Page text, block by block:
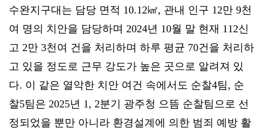
수완지구대는 담당 면적 10.12㎢, 관내 인구 12만 9천
여 명의 치안을 담당하며 2024년 10월 말 현재 112신
고 2만 3천여 건을 처리하며 하루 평균 70건을 처리하
고 있을 정도로 근무 강도가 높은 곳으로 알려져 있
다. 이 같은 열악한 치안 여건 속에서도 순찰4팀, 순
찰5팀은 2025년 1, 2분기 광주청 으뜸 순찰팀으로 선
정되었을 뿐만 아니라 환경설계에 의한 범죄 예방 활